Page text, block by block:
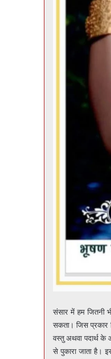
संसार में हम जितनी
सकता। जिस प्रकार
वस्तु अथवा पदार्थ के
से पुकारा जाता है।